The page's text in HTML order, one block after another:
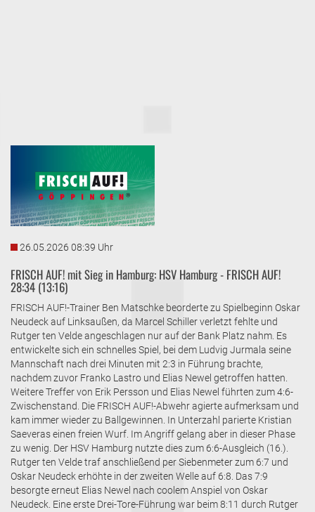
26.05.2026 08:39 Uhr
FRISCH AUF! mit Sieg in Hamburg: HSV Hamburg - FRISCH AUF!
28:34 (13:16)
FRISCH AUF!-Trainer Ben Matschke beorderte zu Spielbeginn Oskar
Neudeck auf Linksaußen, da Marcel Schiller verletzt fehlte und
Rutger ten Velde angeschlagen nur auf der Bank Platz nahm. Es
entwickelte sich ein schnelles Spiel, bei dem Ludvig Jurmala seine
Mannschaft nach drei Minuten mit 2:3 in Führung brachte,
nachdem zuvor Franko Lastro und Elias Newel getroffen hatten.
Weitere Treffer von Erik Persson und Elias Newel führten zum 4:6-
Zwischenstand. Die FRISCH AUF!-Abwehr agierte aufmerksam und
kam immer wieder zu Ballgewinnen. In Unterzahl parierte Kristian
Saeveras einen freien Wurf. Im Angriff gelang aber in dieser Phase
zu wenig. Der HSV Hamburg nutzte dies zum 6:6-Ausgleich (16.).
Rutger ten Velde traf anschließend per Siebenmeter zum 6:7 und
Oskar Neudeck erhöhte in der zweiten Welle auf 6:8. Das 7:9
besorgte erneut Elias Newel nach coolem Anspiel von Oskar
Neudeck. Eine erste Drei-Tore-Führung war beim 8:11 durch Rutger